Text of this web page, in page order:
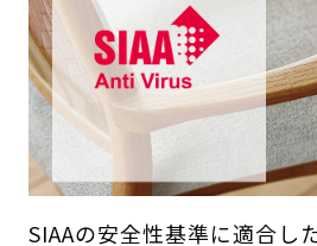
SIAAの安全性基準に適合し